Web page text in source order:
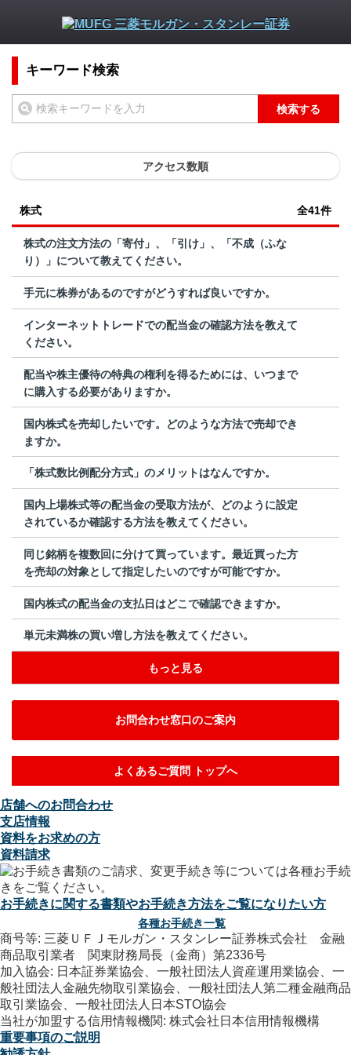
キーワード検索
検索する
アクセス数順
株式 全41件
株式の注文方法の「寄付」、「引け」、「不成（ふな
り）」について教えてください。
手元に株券があるのですがどうすれば良いですか。
インターネットトレードでの配当金の確認方法を教えて
ください。
配当や株主優待の特典の権利を得るためには、いつまで
に購入する必要がありますか。
国内株式を売却したいです。どのような方法で売却でき
ますか。
「株式数比例配分方式」のメリットはなんですか。
国内上場株式等の配当金の受取方法が、どのように設定
されているか確認する方法を教えてください。
同じ銘柄を複数回に分けて買っています。最近買った方
を売却の対象として指定したいのですが可能ですか。
国内株式の配当金の支払日はどこで確認できますか。
単元未満株の買い増し方法を教えてください。
もっと見る
お問合わせ窓口のご案内
よくあるご質問 トップへ
店舗へのお問合わせ
支店情報
資料をお求めの方
資料請求
お手続きに関する書類やお手続き方法をご覧になりたい方
各種お手続き一覧
商号等: 三菱ＵＦＪモルガン・スタンレー証券株式会社 金融
商品取引業者 関東財務局長（金商）第2336号
加入協会: 日本証券業協会、一般社団法人資産運用業協会、一
般社団法人金融先物取引業協会、一般社団法人第二種金融商品
取引業協会、一般社団法人日本STO協会
当社が加盟する信用情報機関: 株式会社日本信用情報機構
重要事項のご説明